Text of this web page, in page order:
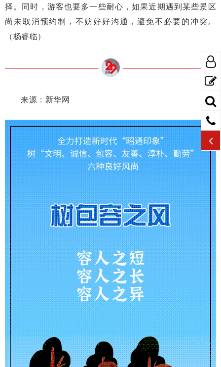
择。同时，游客也要多一些耐心，如果近期遇到某些景区
尚未取消预约制，不妨好好沟通，避免不必要的冲突。
（杨睿临）
来源：新华网